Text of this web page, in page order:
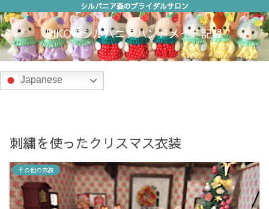
PIKOのシルバニアハンドメイド記録
シルバニア森のブライダルサロン
Japanese
刺繍を使ったクリスマス衣装
その他の衣装